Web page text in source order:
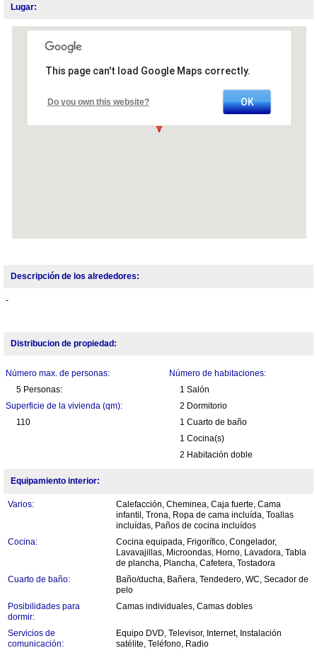
Lugar:
This page can't load Google Maps correctly.
Do you own this website? OK
Descripción de los alrededores:
-
Distribucion de propiedad:
Número max. de personas:
5 Personas:
Superficie de la vivienda (qm):
110
Número de habitaciones:
1 Salón
2 Dormitorio
1 Cuarto de baño
1 Cocina(s)
2 Habitación doble
Equipamiento interior:
Varios:
Calefacción, Cheminea, Caja fuerte, Cama
infantil, Trona, Ropa de cama incluída, Toallas
incluídas, Paños de cocina incluídos
Cocina:
Cocina equipada, Frigorífico, Congelador,
Lavavajillas, Microondas, Horno, Lavadora, Tabla
de plancha, Plancha, Cafetera, Tostadora
Cuarto de baño:
Baño/ducha, Bañera, Tendedero, WC, Secador de
pelo
Posibilidades para
dormir:
Camas individuales, Camas dobles
Servicios de
comunicación:
Equipo DVD, Televisor, Internet, Instalación
satélite, Teléfono, Radio